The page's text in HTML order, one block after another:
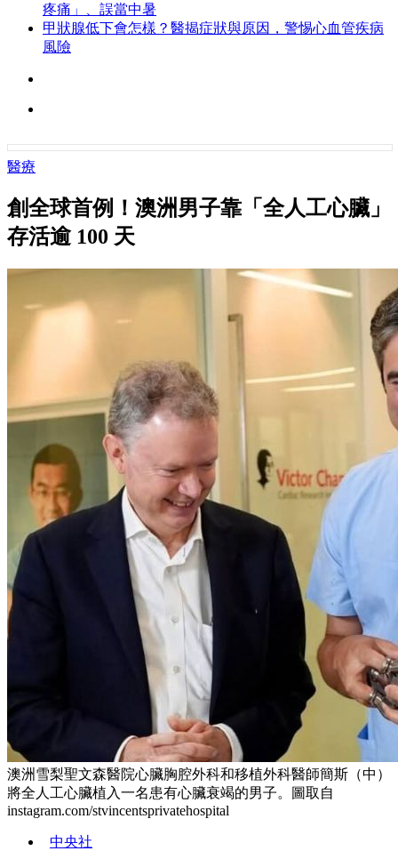
疼痛」、誤當中暑
甲狀腺低下會怎樣？醫揭症狀與原因，警惕心血管疾病
風險
醫療
創全球首例！澳洲男子靠「全人工心臟」
存活逾 100 天
澳洲雪梨聖文森醫院心臟胸腔外科和移植外科醫師簡斯（中）
將全人工心臟植入一名患有心臟衰竭的男子。圖取自
instagram.com/stvincentsprivatehospital
中央社